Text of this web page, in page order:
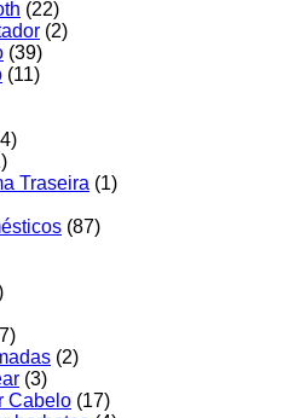
(22)
(2)
(39)
(11)
Traseira (1)
(87)
(2)
(3)
Cabelo (17)